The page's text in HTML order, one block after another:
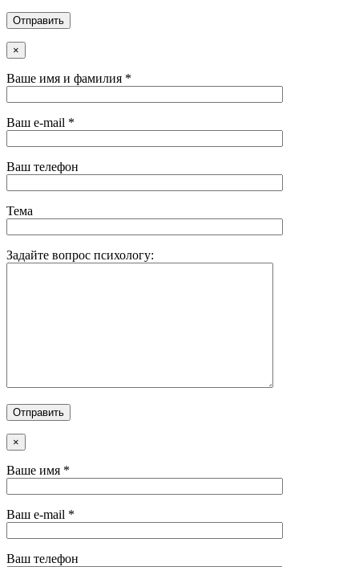
×
Ваше имя и фамилия *
Ваш e-mail *
Ваш телефон
Тема
Задайте вопрос психологу:
×
Ваше имя *
Ваш e-mail *
Ваш телефон